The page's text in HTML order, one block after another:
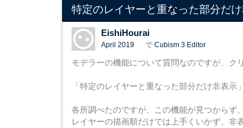
特定のレイヤーと重なった部分だ
EishiHourai
April 2019 で Cubism 3 Editor
モデラーの機能について質問なのですが、ク
「特定のレイヤーと重なった部分だけ非表示
各所調べたのですが、この機能が見つからず
レイヤーの描画順だけでは上手くいかず、非